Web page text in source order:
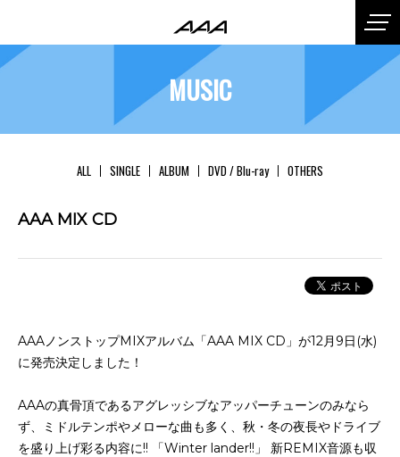
MUSIC
ALL SINGLE ALBUM DVD / Blu-ray OTHERS
AAA MIX CD
AAAノンストップMIXアルバム「AAA MIX CD」が12月9日(水)
に発売決定しました！
AAAの真骨頂であるアグレッシブなアッパーチューンのみなら
ず、ミドルテンポやメローな曲も多く、秋・冬の夜長やドライブ
を盛り上げ彩る内容に!! 「Winter lander!!」 新REMIX音源も収